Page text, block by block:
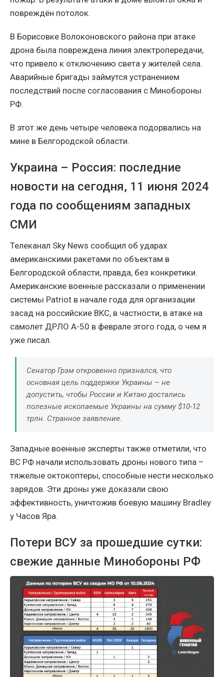
повреждён потолок.
В Борисовке Волоконовского района при атаке
дрона была повреждена линия электропередачи,
что привело к отключению света у жителей села.
Аварийные бригады займутся устранением
последствий после согласования с Минобороны
РФ.
В этот же день четыре человека подорвались на
мине в Белгородской области.
Украина – Россия: последние
новости на сегодня, 11 июня 2024
года по сообщениям западных
СМИ
Телеканал Sky News сообщил об ударах
американскими ракетами по объектам в
Белгородской области, правда, без конкретики.
Американские военные рассказали о применении
системы Patriot в начале года для организации
засад на российские ВКС, в частности, в атаке на
самолет ДРЛО А-50 в феврале этого года, о чем я
уже писал.
Сенатор Грэм откровенно признался, что
основная цель поддержки Украины – не
допустить, чтобы России и Китаю достались
полезные ископаемые Украины на сумму $10-12
трлн. Странное заявление.
Западные военные эксперты также отметили, что
ВС РФ начали использовать дроны нового типа –
тяжелые октокоптеры, способные нести несколько
зарядов. Эти дроны уже доказали свою
эффективность, уничтожив боевую машину Bradley
у Часов Яра.
Потери ВСУ за прошедшие сутки:
свежие данные Минобороны РФ